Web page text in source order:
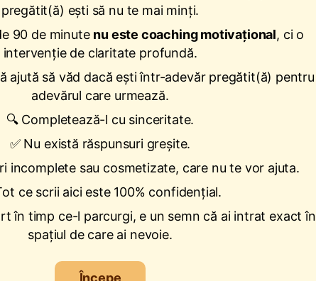
pregătit(ă) ești să nu te mai minți.
90 de minute nu este coaching motivațional, ci o
intervenție de claritate profundă.
ajută să văd dacă ești într-adevăr pregătit(ă) pentru
adevărul care urmează.
🔍 Completează-l cu sinceritate.
✅ Nu există răspunsuri greșite.
incomplete sau cosmetizate, care nu te vor ajuta.
ce scrii aici este 100% confidențial.
în timp ce-l parcurgi, e un semn că ai intrat exact în
spațiul de care ai nevoie.
Începe